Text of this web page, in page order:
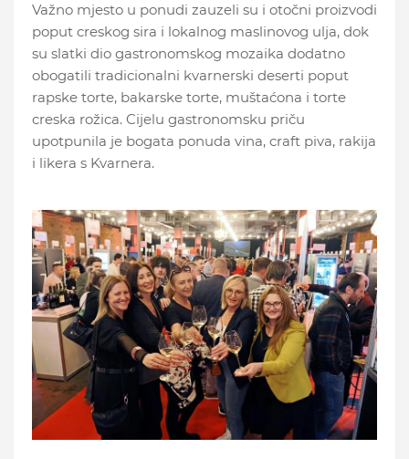
Važno mjesto u ponudi zauzeli su i otočni proizvodi
poput creskog sira i lokalnog maslinovog ulja, dok
su slatki dio gastronomskog mozaika dodatno
obogatili tradicionalni kvarnerski deserti poput
rapske torte, bakarske torte, muštaćona i torte
creska rožica. Cijelu gastronomsku priču
upotpunila je bogata ponuda vina, craft piva, rakija
i likera s Kvarnera.